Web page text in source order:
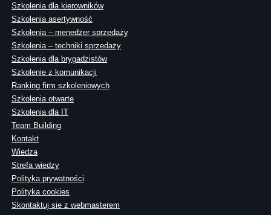
Szkolenia dla kierowników
Szkolenia asertywność
Szkolenia – menedżer sprzedaży
Szkolenia – techniki sprzedaży
Szkolenia dla brygadzistów
Szkolenie z komunikacji
Ranking firm szkoleniowych
Szkolenia otwarte
Szkolenia dla IT
Team Building
Kontakt
Wiedza
Strefa wiedzy
Polityka prywatności
Polityka cookies
Skontaktuj sie z webmasterem